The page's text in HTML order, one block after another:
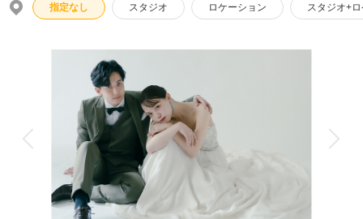
指定なし スタジオ ロケーション スタジオ+